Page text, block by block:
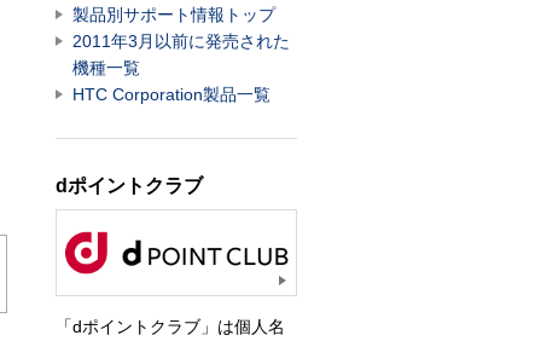
製品別サポート情報トップ
2011年3月以前に発売された
機種一覧
HTC Corporation製品一覧
dポイントクラブ
「dポイントクラブ」は個人名